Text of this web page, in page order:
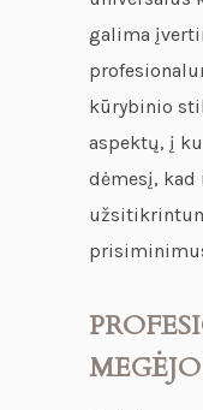
galima
kūrybinio
aspektų, į
dėmesį,